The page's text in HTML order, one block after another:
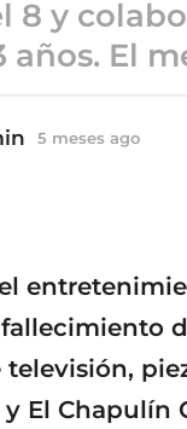
8 y
años. El
5 meses ago
g
o
El Chapulín